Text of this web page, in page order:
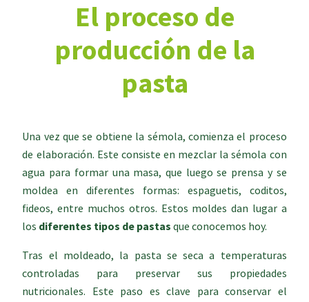
El proceso de
producción de la
pasta
Una vez que se obtiene la sémola, comienza el proceso
de elaboración. Este consiste en mezclar la sémola con
agua para formar una masa, que luego se prensa y se
moldea en diferentes formas: espaguetis, coditos,
fideos, entre muchos otros. Estos moldes dan lugar a
los diferentes tipos de pastas que conocemos hoy.
Tras el moldeado, la pasta se seca a temperaturas
controladas para preservar sus propiedades
nutricionales. Este paso es clave para conservar el